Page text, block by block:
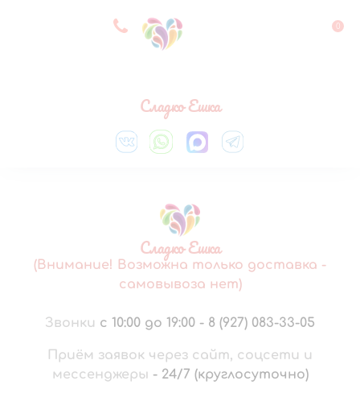
8 927 083 33 05 0
Сладко Ешка
Сладко Ешка
(Внимание! Возможна только доставка -
самовывоза нет)
Звонки с 10:00 до 19:00 - 8 (927) 083-33-05
Приём заявок через сайт, соцсети и
мессенджеры - 24/7 (круглосуточно)